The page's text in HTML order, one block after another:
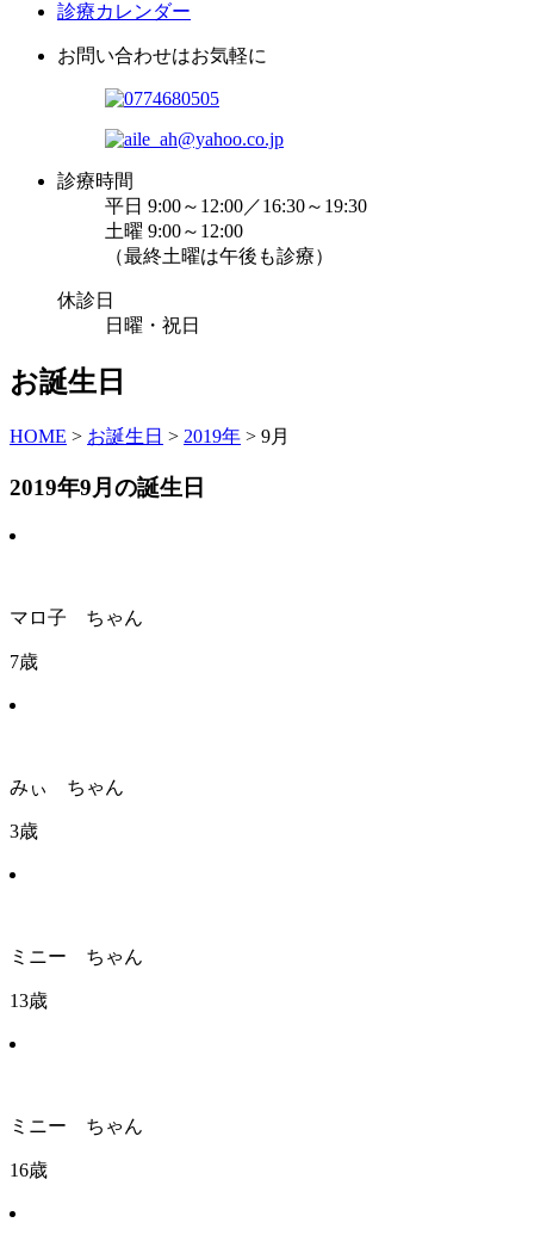
診療カレンダー
お問い合わせはお気軽に
診療時間
平日 9:00～12:00／16:30～19:30
土曜 9:00～12:00
（最終土曜は午後も診療）
休診日
日曜・祝日
お誕生日
HOME > お誕生日 > 2019年 > 9月
2019年9月の誕生日
マロ子 ちゃん
7歳
みぃ ちゃん
3歳
ミニー ちゃん
13歳
ミニー ちゃん
16歳